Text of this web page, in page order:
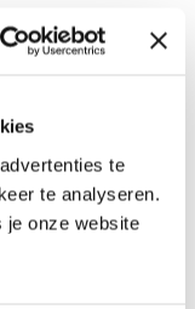
te
te analyseren.
je onze website
verzekering
van belang
te laten